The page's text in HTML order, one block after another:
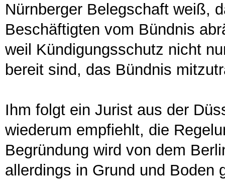
Nürnberger Belegschaft weiß,
Beschäftigten vom Bündnis
weil Kündigungsschutz nicht
bereit sind, das Bündnis
Ihm folgt ein Jurist aus der
wiederum empfiehlt, die
Begründung wird von dem
allerdings in Grund und Boden